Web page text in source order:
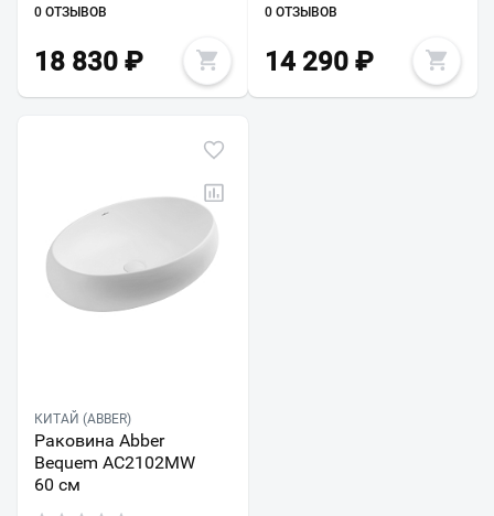
0 ОТЗЫВОВ
18 830 ₽
0 ОТЗЫВОВ
14 290₽
КИТАЙ (ABBER)
Раковина Abber
Bequem AC2102MW
60 см